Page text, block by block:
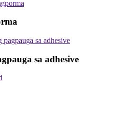
sa adhesive